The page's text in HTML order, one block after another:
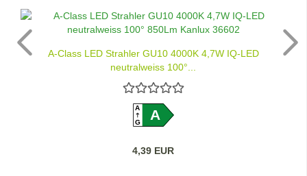
A-Class LED Strahler GU10 4000K 4,7W IQ-LED
neutralweiss 100°...
A
GA
4,39 EUR